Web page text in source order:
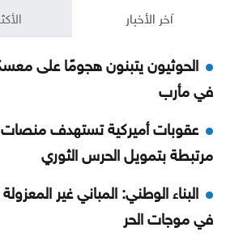
آخر الأخبار
الحوثيون يتبنون هجومًا على
في مأرب
عقوبات أميركية تستهدف
مرتبطة بتمويل الحرس الثوري
البناء الوطني: المباني غير
في موجات الحر